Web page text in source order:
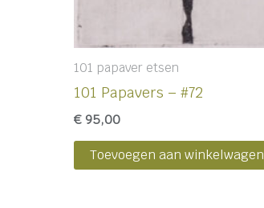
101 papaver etsen
101 Papavers – #72
€ 95,00
Toevoegen aan winkelwagen